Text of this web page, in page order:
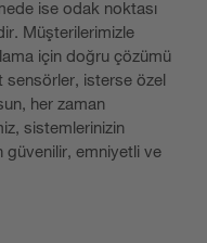
ise odak noktası
Müşterilerimizle
için doğru çözümü
isterse özel
her zaman
sistemlerinizin
güvenilir, emniyetli ve